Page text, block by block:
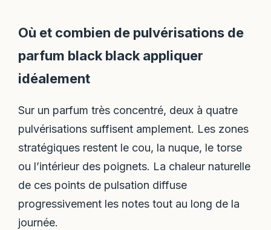
Où et combien de pulvérisations de
parfum black black appliquer
idéalement
Sur un parfum très concentré, deux à quatre
pulvérisations suffisent amplement. Les zones
stratégiques restent le cou, la nuque, le torse
ou l’intérieur des poignets. La chaleur naturelle
de ces points de pulsation diffuse
progressivement les notes tout au long de la
journée.